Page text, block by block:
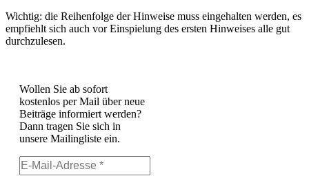
Wichtig: die Reihenfolge der Hinweise muss eingehalten werden, es
empfiehlt sich auch vor Einspielung des ersten Hinweises alle gut
durchzulesen.
Wollen Sie ab sofort
kostenlos per Mail über neue
Beiträge informiert werden?
Dann tragen Sie sich in
unsere Mailingliste ein.